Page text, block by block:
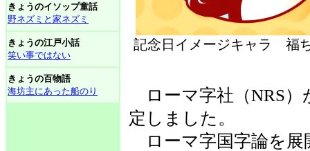
きょうのイソップ童話
野ネズミと家ネズミ
きょうの江戸小話
笑い事ではない
きょうの百物語
海坊主にあった船のり
記念日イメージキャラ 福
ローマ字社（NRS）
定しました。
ローマ字国字論を展